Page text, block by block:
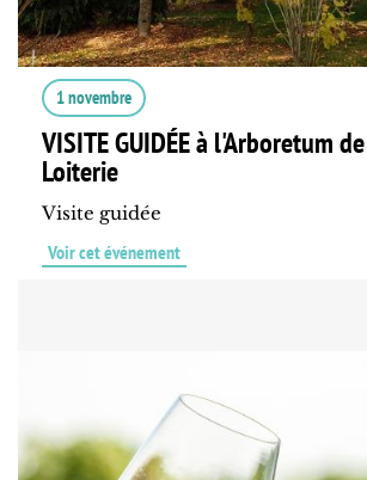
1 novembre
VISITE GUIDÉE à l'Arboretum
Loiterie
Visite guidée
Voir cet événement